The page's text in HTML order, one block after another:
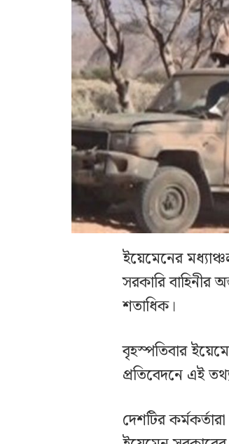
ইয়েমেনের
সরকারি
শতাধিক।
বৃহস্পতিবার
প্রতিবেদনে এই
দেশটির